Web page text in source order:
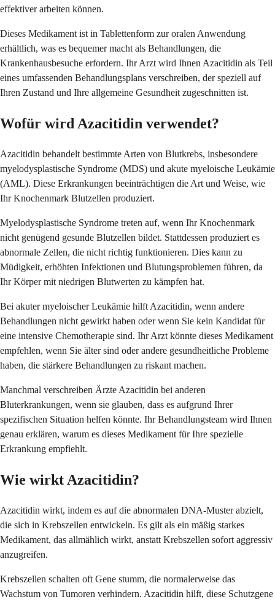
effektiver arbeiten können.
Dieses Medikament ist in Tablettenform zur oralen Anwendung
erhältlich, was es bequemer macht als Behandlungen, die
Krankenhausbesuche erfordern. Ihr Arzt wird Ihnen Azacitidin als Teil
eines umfassenden Behandlungsplans verschreiben, der speziell auf
Ihren Zustand und Ihre allgemeine Gesundheit zugeschnitten ist.
Wofür wird Azacitidin verwendet?
Azacitidin behandelt bestimmte Arten von Blutkrebs, insbesondere
myelodysplastische Syndrome (MDS) und akute myeloische Leukämie
(AML). Diese Erkrankungen beeinträchtigen die Art und Weise, wie
Ihr Knochenmark Blutzellen produziert.
Myelodysplastische Syndrome treten auf, wenn Ihr Knochenmark
nicht genügend gesunde Blutzellen bildet. Stattdessen produziert es
abnormale Zellen, die nicht richtig funktionieren. Dies kann zu
Müdigkeit, erhöhten Infektionen und Blutungsproblemen führen, da
Ihr Körper mit niedrigen Blutwerten zu kämpfen hat.
Bei akuter myeloischer Leukämie hilft Azacitidin, wenn andere
Behandlungen nicht gewirkt haben oder wenn Sie kein Kandidat für
eine intensive Chemotherapie sind. Ihr Arzt könnte dieses Medikament
empfehlen, wenn Sie älter sind oder andere gesundheitliche Probleme
haben, die stärkere Behandlungen zu riskant machen.
Manchmal verschreiben Ärzte Azacitidin bei anderen
Bluterkrankungen, wenn sie glauben, dass es aufgrund Ihrer
spezifischen Situation helfen könnte. Ihr Behandlungsteam wird Ihnen
genau erklären, warum es dieses Medikament für Ihre spezielle
Erkrankung empfiehlt.
Wie wirkt Azacitidin?
Azacitidin wirkt, indem es auf die abnormalen DNA-Muster abzielt,
die sich in Krebszellen entwickeln. Es gilt als ein mäßig starkes
Medikament, das allmählich wirkt, anstatt Krebszellen sofort aggressiv
anzugreifen.
Krebszellen schalten oft Gene stumm, die normalerweise das
Wachstum von Tumoren verhindern. Azacitidin hilft, diese Schutzgene